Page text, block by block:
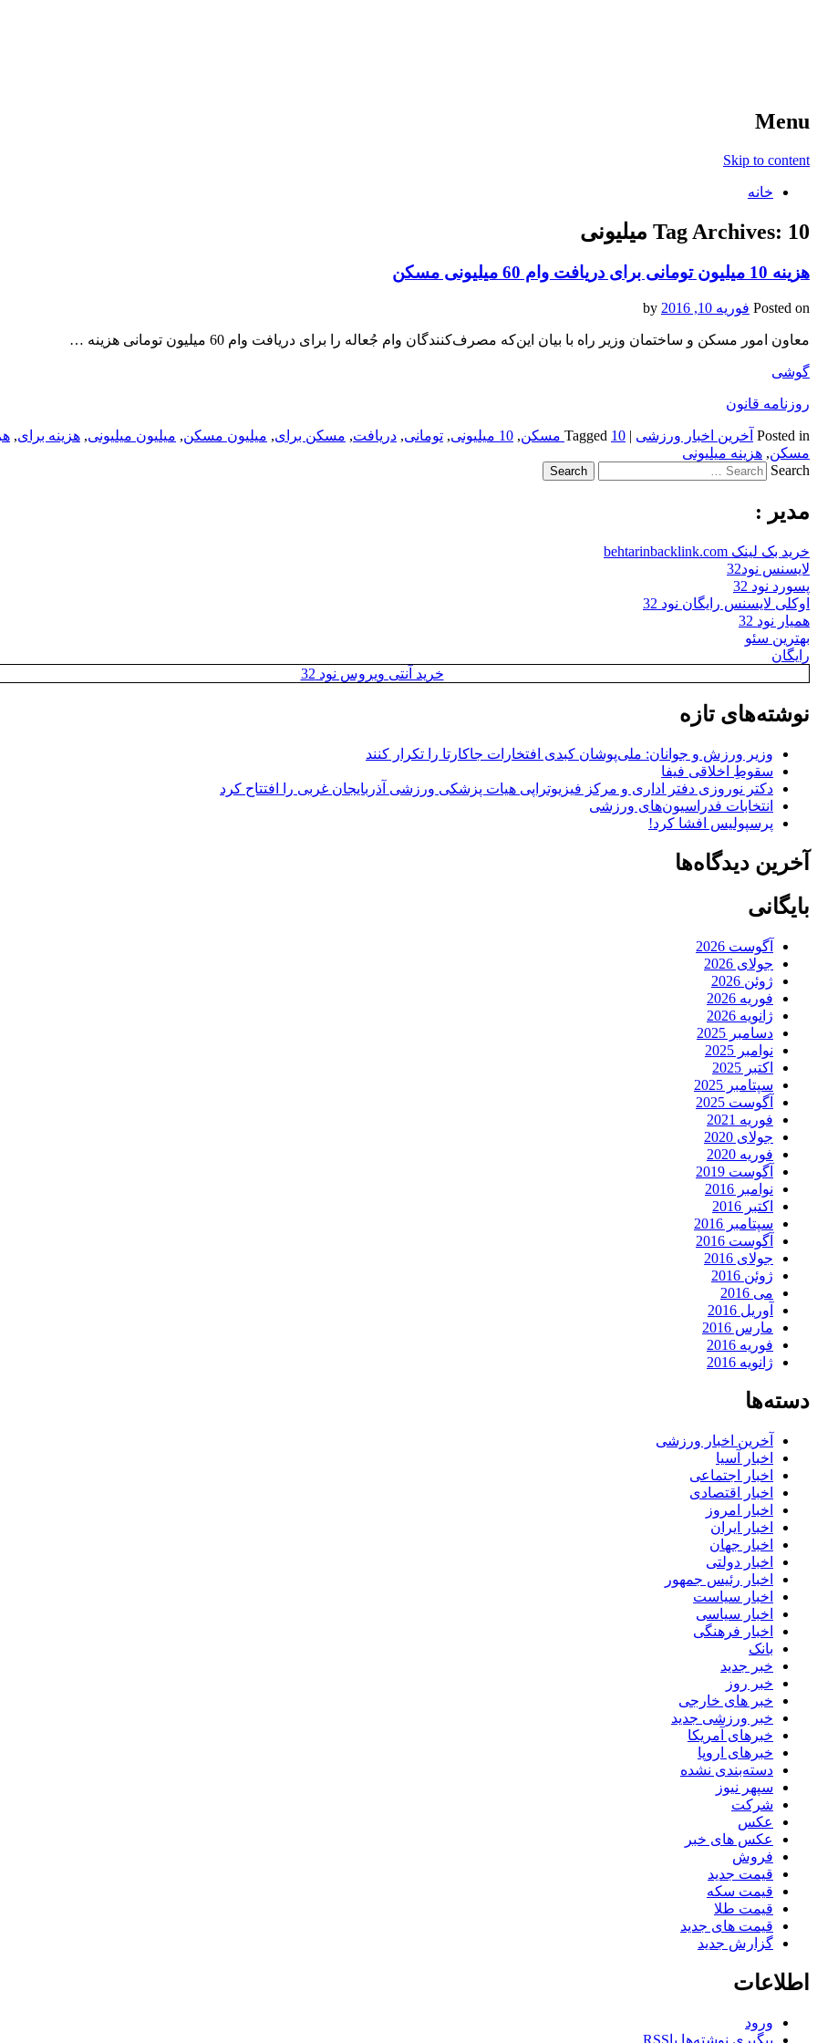
Menu
Skip to content
خانه
Tag Archives: 10 میلیونی
هزینه 10 میلیون تومانی برای دریافت وام 60 میلیونی مسکن
Posted on فوریه 10, 2016
معاون امور مسکن و ساختمان وزیر راه با بیان این‌که مصرف‌کنندگان وام جُعاله را برای دریافت وام 60 میلیون تومانی هزینه …
گوشی
روزنامه قانون
Posted in آخرین اخبار ورزشی |
Tagged 10 مسکن , 10 میلیونی , تومانی, دریافت, مسکن برای, میلیون مسکن, میلیون میلیونی, هزینه برای,
مسکن, هزینه میلیونی
Search
مدیر :
خرید بک لینک behtarinbacklink.com
لایسنس نود32
پسورد نود 32
اوکلی لایسنس رایگان نود 32
همیار نود 32
بهترین سئو
رایگان
خرید آنتی ویروس نود 32
نوشته‌های تازه
وزیر ورزش و جوانان: ملی‌پوشان کبدی افتخارات جاکارتا را تکرار کنند
سقوطِ اخلاقی فیفا
دکتر نوروزی دفتر اداری و مرکز فیزیوتراپی هیات پزشکی ورزشی آذربایجان غربی را افتتاح کرد
انتخابات فدراسیون‌های ورزشی
پرسپولیس افشا کرد!
آخرین دیدگاه‌ها
بایگانی
آگوست 2026
جولای 2026
ژوئن 2026
فوریه 2026
ژانویه 2026
دسامبر 2025
نوامبر 2025
اکتبر 2025
سپتامبر 2025
آگوست 2025
فوریه 2021
جولای 2020
فوریه 2020
آگوست 2019
نوامبر 2016
اکتبر 2016
سپتامبر 2016
آگوست 2016
جولای 2016
ژوئن 2016
می 2016
آوریل 2016
مارس 2016
فوریه 2016
ژانویه 2016
دسته‌ها
آخرین اخبار ورزشی
اخبار آسیا
اخبار اجتماعی
اخبار اقتصادی
اخبار امروز
اخبار ایران
اخبار جهان
اخبار دولتی
اخبار رئیس جمهور
اخبار سیاست
اخبار سیاسی
اخبار فرهنگی
بانک
خبر جدید
خبر روز
خبر های خارجی
خبر ورزشی جدید
خبرهای آمریکا
خبرهای اروپا
دسته‌بندی نشده
سپهر نیوز
شرکت
عکس
عکس های خبر
فروش
قیمت جدید
قیمت سکه
قیمت طلا
قیمت های جدید
گزارش جدید
اطلاعات
ورود